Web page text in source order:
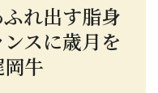
れ出す脂身
スに歳月を
牛